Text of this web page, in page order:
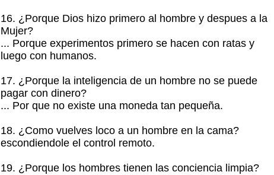
16. ¿Porque Dios hizo primero al hombre y despues a la
Mujer?
... Porque experimentos primero se hacen con ratas y
luego con humanos.
17. ¿Porque la inteligencia de un hombre no se puede
pagar con dinero?
... Por que no existe una moneda tan pequeña.
18. ¿Como vuelves loco a un hombre en la cama?
escondiendole el control remoto.
19. ¿Porque los hombres tienen las conciencia limpia?